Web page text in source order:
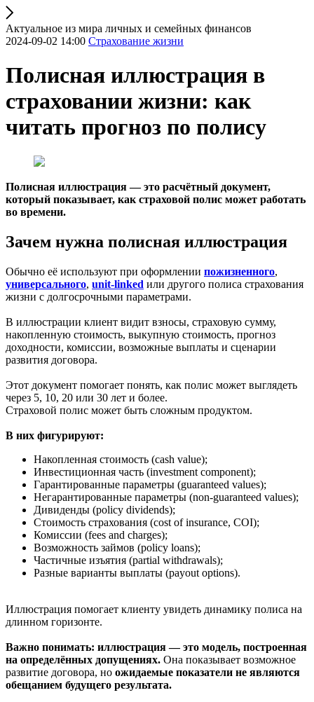
Актуальное из мира личных и семейных финансов
2024-09-02 14:00 Страхование жизни
Полисная иллюстрация в
страховании жизни: как
читать прогноз по полису
Полисная иллюстрация — это расчётный документ,
который показывает, как страховой полис может работать
во времени.
Зачем нужна полисная иллюстрация
Обычно её используют при оформлении пожизненного,
универсального, unit-linked или другого полиса страхования
жизни с долгосрочными параметрами.
В иллюстрации клиент видит взносы, страховую сумму,
накопленную стоимость, выкупную стоимость, прогноз
доходности, комиссии, возможные выплаты и сценарии
развития договора.
Этот документ помогает понять, как полис может выглядеть
через 5, 10, 20 или 30 лет и более.
Страховой полис может быть сложным продуктом.
В них фигурируют:
Накопленная стоимость (cash value);
Инвестиционная часть (investment component);
Гарантированные параметры (guaranteed values);
Негарантированные параметры (non-guaranteed values);
Дивиденды (policy dividends);
Стоимость страхования (cost of insurance, COI);
Комиссии (fees and charges);
Возможность займов (policy loans);
Частичные изъятия (partial withdrawals);
Разные варианты выплаты (payout options).
Иллюстрация помогает клиенту увидеть динамику полиса на
длинном горизонте.
Важно понимать: иллюстрация — это модель, построенная
на определённых допущениях. Она показывает возможное
развитие договора, но ожидаемые показатели не являются
обещанием будущего результата.